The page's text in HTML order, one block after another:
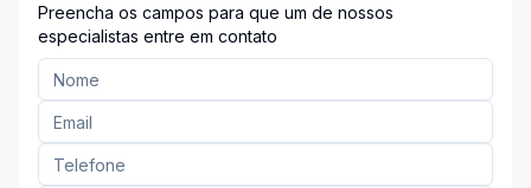
Preencha os campos para que um de nossos
especialistas entre em contato